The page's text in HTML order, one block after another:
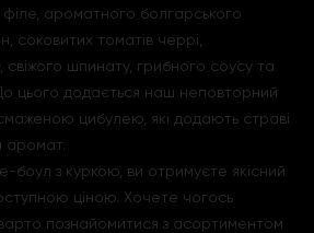
ароматного болгарського
соковитих томатів черрі,
шпинату, грибного соусу та
цього додається наш неповторний
цибулею, які додають страві
аромат.
з куркою, ви отримуєте якісний
ціною. Хочете чогось
познайомитися з асортиментом